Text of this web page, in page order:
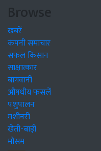
Browse
खबरें
कंपनी समाचार
सफल किसान
साक्षात्कार
बागवानी
औषधीय फसलें
पशुपालन
मशीनरी
खेती-बाड़ी
मौसम